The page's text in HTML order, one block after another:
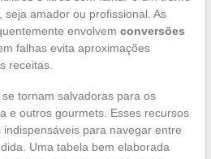
seja amador ou profissional. As
envolvem conversões
falhas evita aproximações
receitas.
se tornam salvadoras para os
e outros gourmets. Esses recursos
para navegar entre
Uma tabela bem elaborada